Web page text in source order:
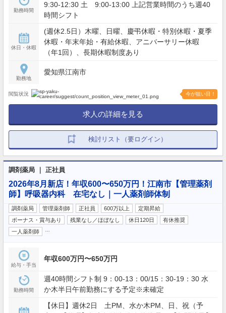
勤務時間
9:30-12:30 土 9:00-13:00 上記営業時間のうち週40
時間シフト
休日・休暇
(週休2.5日）木曜、日曜、慶弔休暇・特別休暇・夏季
休暇・年末年始・有給休暇、アニバーサリー休暇
（年1回）、長期休暇制度あり
勤務地
愛知県江南市
閲覧状況 今が狙い目！
求人の詳細を見る
検討リスト（要ログイン）
調剤薬局 ｜ 正社員
2026年8月新店！年収600〜650万円！江南市【管理薬剤
師】呼吸器内科 在宅なし｜一人薬剤師体制
調剤薬局 管理薬剤師 正社員 600万以上
定期昇給
ボーナス・賞与あり
残業なし／ほぼなし 休日120日
有休推奨
一人薬剤師
給与・手当
年収600万円〜650万円
勤務時間
週40時間シフト制 9：00-13：00/15：30-19：30 水
か木半日午前勤務にする予定※未確定
【休日】週休2日 土PM、水か木PM、日、祝（予